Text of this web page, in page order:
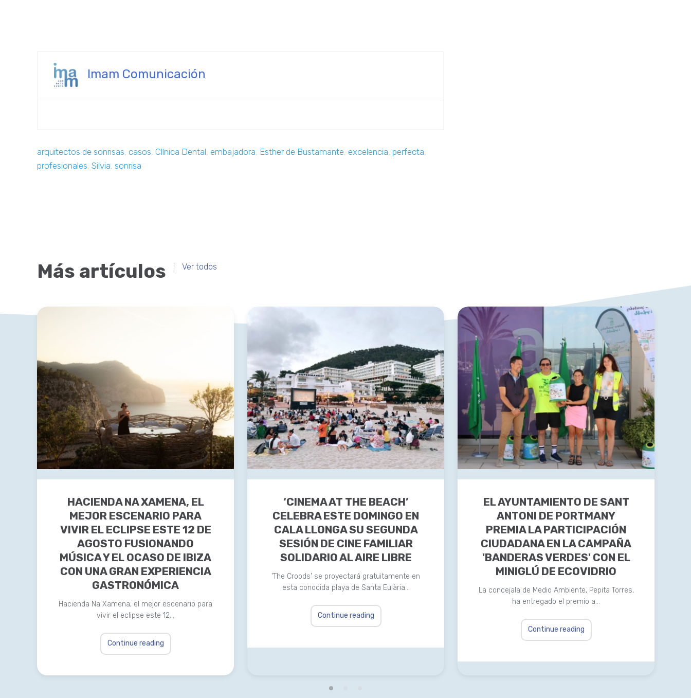
Imam Comunicación
arquitectos de sonrisas, casos, Clínica Dental, embajadora, Esther de Bustamante, excelencia, perfecta,
profesionales, Silvia, sonrisa
Más artículos Ver todos
HACIENDA NA XAMENA, EL
MEJOR ESCENARIO PARA
VIVIR EL ECLIPSE ESTE 12 DE
AGOSTO FUSIONANDO
MÚSICA Y EL OCASO DE IBIZA
CON UNA GRAN EXPERIENCIA
GASTRONÓMICA
Hacienda Na Xamena, el mejor escenario para
vivir el eclipse este 12…
Continue reading
‘CINEMA AT THE BEACH’
CELEBRA ESTE DOMINGO EN
CALA LLONGA SU SEGUNDA
SESIÓN DE CINE FAMILIAR
SOLIDARIO AL AIRE LIBRE
'The Croods' se proyectará gratuitamente en
esta conocida playa de Santa Eulària…
Continue reading
EL AYUNTAMIENTO DE SANT
ANTONI DE PORTMANY
PREMIA LA PARTICIPACIÓN
CIUDADANA EN LA CAMPAÑA
'BANDERAS VERDES' CON EL
MINIGLÚ DE ECOVIDRIO
La concejala de Medio Ambiente, Pepita Torres,
ha entregado el premio a…
Continue reading